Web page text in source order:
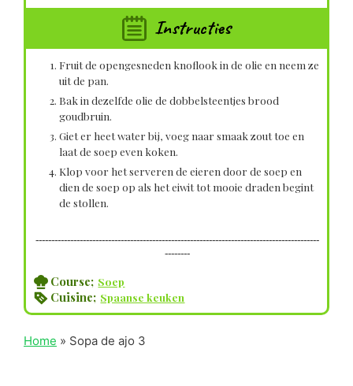
Instructies
Fruit de opengesneden knoflook in de olie en neem ze
uit de pan.
Bak in dezelfde olie de dobbelsteentjes brood
goudbruin.
Giet er heet water bij, voeg naar smaak zout toe en
laat de soep even koken.
Klop voor het serveren de eieren door de soep en
dien de soep op als het eiwit tot mooie draden begint
de stollen.
------------------------------------------------------------------------------------------
--------
Course; Soep
Cuisine; Spaanse keuken
Home » Sopa de ajo 3